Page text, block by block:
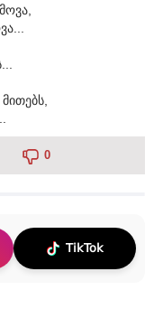
0
TikTok